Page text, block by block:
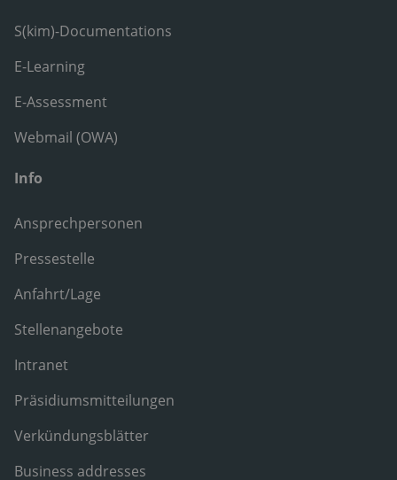
S(kim)-Documentations
E-Learning
E-Assessment
Webmail (OWA)
Info
Ansprechpersonen
Pressestelle
Anfahrt/Lage
Stellenangebote
Intranet
Präsidiumsmitteilungen
Verkündungsblätter
Business addresses